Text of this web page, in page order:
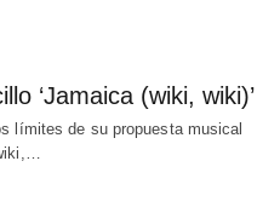
‘Jamaica (wiki, wiki)’
límites de su propuesta musical